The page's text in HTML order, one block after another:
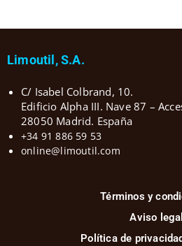
Limoutil, S.A.
C/ Isabel Colbrand, 10.
Edificio Alpha III. Nave 87 –
28050 Madrid. España
+34 91 886 59 53
online@limoutil.com
Términos y
Aviso legal
Política de